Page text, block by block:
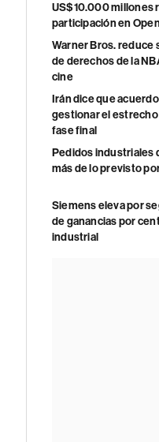
US$10.000 millones
participación en
Warner Bros. reduce
de derechos de la
cine
Irán dice que
gestionar el estrecho
fase final
Pedidos industriales
más de lo previsto
Siemens eleva por
de ganancias por
industrial